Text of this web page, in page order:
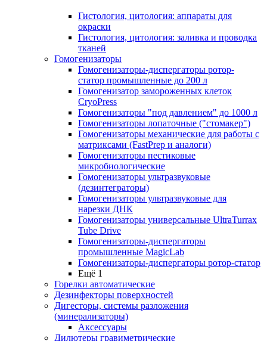
Гистология, цитология: аппараты для
окраски
Гистология, цитология: заливка и проводка
тканей
Гомогенизаторы
Гомогенизаторы-диспергаторы ротор-
статор промышленные до 200 л
Гомогенизатор замороженных клеток
CryoPress
Гомогенизаторы "под давлением" до 1000 л
Гомогенизаторы лопаточные ("стомакер")
Гомогенизаторы механические для работы с
матриксами (FastPrep и аналоги)
Гомогенизаторы пестиковые
микробиологические
Гомогенизаторы ультразвуковые
(дезинтеграторы)
Гомогенизаторы ультразвуковые для
нарезки ДНК
Гомогенизаторы универсальные UltraTurrax
Tube Drive
Гомогенизаторы-диспергаторы
промышленные MagicLab
Гомогенизаторы-диспергаторы ротор-статор
Ещё 1
Горелки автоматические
Дезинфекторы поверхностей
Дигесторы, системы разложения
(минерализаторы)
Аксессуары
Дилютеры гравиметрические